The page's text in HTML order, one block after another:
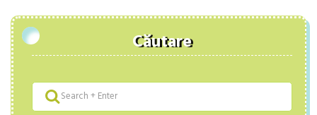
alese
în
pagina
produsului.
fi
în
Căutare